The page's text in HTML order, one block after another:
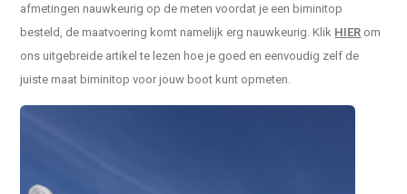
afmetingen nauwkeurig op de meten voordat je een biminitop
besteld, de maatvoering komt namelijk erg nauwkeurig. Klik HIER om
ons uitgebreide artikel te lezen hoe je goed en eenvoudig zelf de
juiste maat biminitop voor jouw boot kunt opmeten.